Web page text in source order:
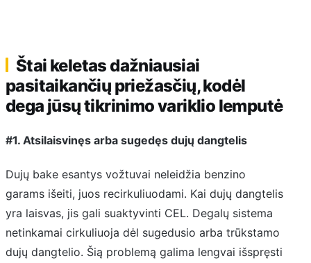
Štai keletas dažniausiai
pasitaikančių priežasčių, kodėl
dega jūsų tikrinimo variklio lemputė
#1. Atsilaisvinęs arba sugedęs dujų dangtelis
Dujų bake esantys vožtuvai neleidžia benzino
garams išeiti, juos recirkuliuodami. Kai dujų dangtelis
yra laisvas, jis gali suaktyvinti CEL. Degalų sistema
netinkamai cirkuliuoja dėl sugedusio arba trūkstamo
dujų dangtelio. Šią problemą galima lengvai išspręsti